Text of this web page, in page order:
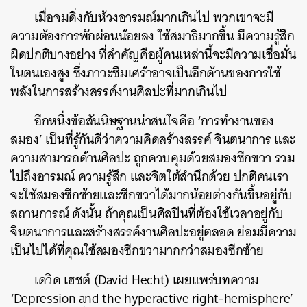
เมื่อจมดิ่งกับห้วงอารมณ์มากเกินไป พวกเขาจะมี
ความต้องการพักผ่อนน้อยลง ใช้สมาธิมากขึ้น มีความรู้สึก
ผิดปกติบางอย่าง ที่สำคัญคือผู้คนเหล่านี้จะมีความเชื่อมั่น
ในตนเองสูง ซึ่งภาวะซึมเศร้าอาจเป็นอีกด้านของการใช้
พลังในการสร้างสรรค์งานศิลปะที่มากเกินไป
อีกหนึ่งข้อสันนิษฐานน่าสนใจคือ ‘การทำงานของ
สมอง’ เป็นที่รู้กันดีว่าความคิดสร้างสรรค์ จินตนาการ และ
ความสามารถด้านศิลปะ ถูกควบคุมด้วยสมองซีกขวา รวม
ไปถึงอารมณ์ ความรู้สึก และจิตใต้สำนึกด้วย ปกติคนเรา
จะใช้สมองซีกซ้ายและซีกขวาได้มากน้อยต่างกันขึ้นอยู่กับ
สถานการณ์ ดังนั้น ถ้าคุณเป็นศิลปินที่ต้องใช้เวลาอยู่กับ
จินตนาการและสร้างสรรค์งานศิลปะอยู่ตลอด ย่อมมีความ
เป็นไปได้ที่คุณใช้สมองซีกขวามากกว่าสมองซีกซ้าย
เดวิด เฮชต์ (David Hecht) เผยแพร่บทความ
‘Depression and the hyperactive right-hemisphere’